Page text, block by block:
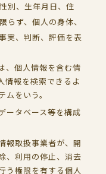
別、生年月日、住
らず、個人の身体、
実、判断、評価を表
、個人情報を含む情
情報を検索できるよ
をいう。
ータベース等を構成
報取扱事業者が、開
、利用の停止、消去
う権限を有する個人